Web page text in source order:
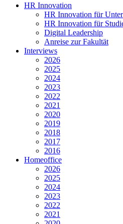
HR Innovation
HR Innovation für
HR Innovation für
Digital Leadership
Anreise zur Fakultät
Interviews
2026
2025
2024
2023
2022
2021
2020
2019
2018
2017
2016
Homeoffice
2026
2025
2024
2023
2022
2021